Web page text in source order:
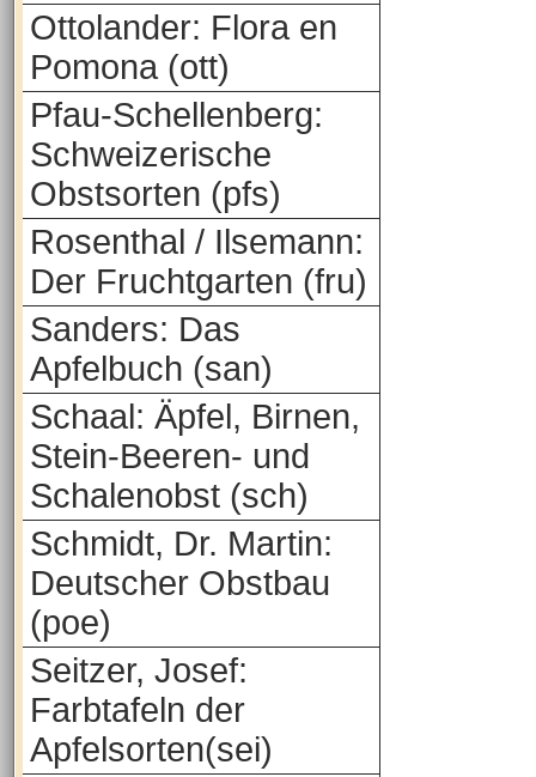
Ottolander: Flora en
Pomona (ott)
Pfau-Schellenberg:
Schweizerische
Obstsorten (pfs)
Rosenthal / Ilsemann:
Der Fruchtgarten (fru)
Sanders: Das
Apfelbuch (san)
Schaal: Äpfel, Birnen,
Stein-Beeren- und
Schalenobst (sch)
Schmidt, Dr. Martin:
Deutscher Obstbau
(poe)
Seitzer, Josef:
Farbtafeln der
Apfelsorten(sei)